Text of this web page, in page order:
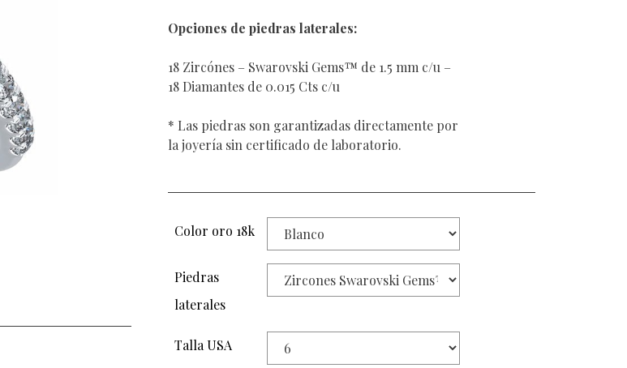
Opciones de piedras laterales:
18 Zircónes – Swarovski Gems™ de 1.5 mm c/u –
18 Diamantes de 0.015 Cts c/u
* Las piedras son garantizadas directamente por
la joyería sin certificado de laboratorio.
Color oro 18k
Piedras
laterales
Talla USA